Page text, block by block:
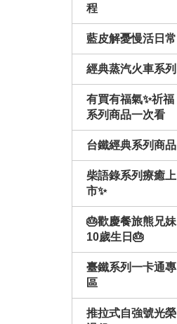
程
藍皮解憂慢活日常
經典蒸汽火車系列
有買有福氣✨祈福
系列商品一次看
台鐵經典系列商品
柴語錄系列療癒上
市✨
🎂歡慶餐旅熊兄妹
10歲生日🎂
臺鐵系列一卡通專
區
推拉式自強號光榮